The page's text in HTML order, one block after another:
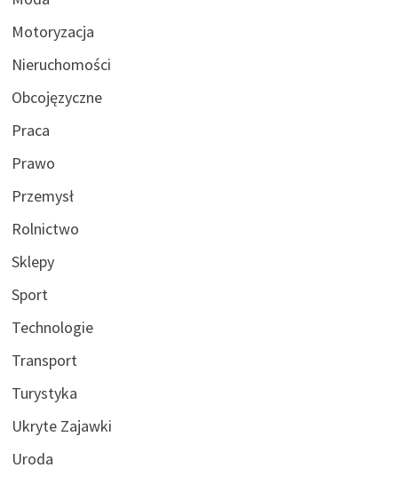
Motoryzacja
Nieruchomości
Obcojęzyczne
Praca
Prawo
Przemysł
Rolnictwo
Sklepy
Sport
Technologie
Transport
Turystyka
Ukryte Zajawki
Uroda